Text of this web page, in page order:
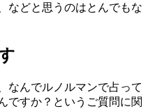
などと思うのはとんでもな
なんでルノルマンで占って
ですか？というご質問に関